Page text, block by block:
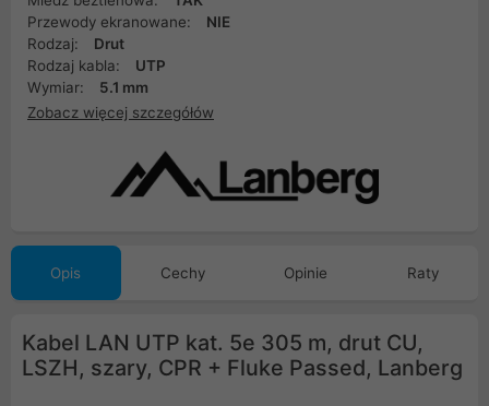
Przewody ekranowane:
NIE
Rodzaj:
Drut
Rodzaj kabla:
UTP
Wymiar:
5.1 mm
Zobacz więcej szczegółów
Opis Cechy Opinie Raty
Kabel LAN UTP kat. 5e 305 m, drut CU,
LSZH, szary, CPR + Fluke Passed, Lanberg